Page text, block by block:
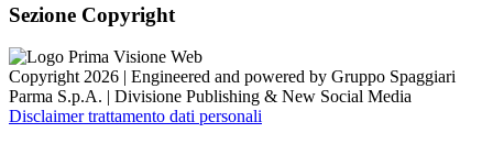
Sezione Copyright
Copyright 2026 | Engineered and powered by Gruppo Spaggiari
Parma S.p.A. | Divisione Publishing & New Social Media
Disclaimer trattamento dati personali